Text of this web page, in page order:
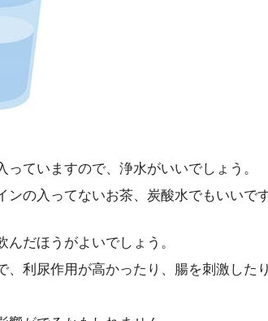
ていますので、浄水がいいでしょう。
ンの入ってないお茶、炭酸水でもいいです
だほうがよいでしょう。
、利尿作用が高かったり、腸を刺激した